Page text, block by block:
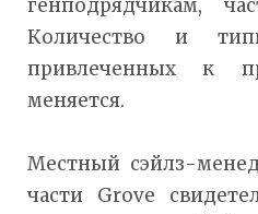
генподрядчикам,
Количество и
привлеченных к
меняется.
Местный сэйлз-
части Grove